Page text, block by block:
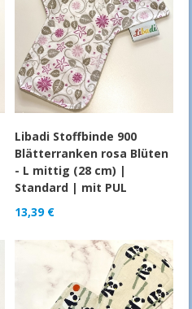
Libadi Stoffbinde 900
Blätterranken rosa Blüten
- L mittig (28 cm) |
Standard | mit PUL
13,39 €